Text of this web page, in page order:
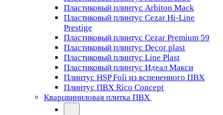
Пластиковый плинтус Arbiton Mack
Пластиковый плинтус Cezar Hi-Line
Prestige
Пластиковый плинтус Cezar Premium 59
Пластиковый плинтус Decor plast
Пластиковый плинтус Line Plast
Пластиковый плинтус Идеал Макси
Плинтус HSP Foli из вспененного ПВХ
Плинтус ПВХ Rico Concept
Кварцвиниловая плитка ПВХ